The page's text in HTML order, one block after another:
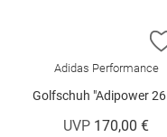
Adidas Performance
Golfschuh "Adipower 26 Spikeless Boa"
UVP 170,00 €